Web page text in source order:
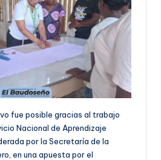
fue posible gracias al trabajo
Nacional de Aprendizaje
por la Secretaría de la
en una apuesta por el